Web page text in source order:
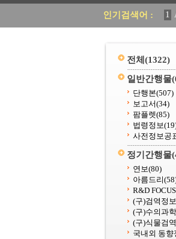
인기검색어 : 1
11
전체 (1322)
일반간행물
단행본(507)
보고서(34)
팜플렛(85)
법령정보
사전정보공
정기간행물
연보(80)
아름드리
R&D FOCUS
(구)검역정보
(구)수의과
(구)식물검
국내외 동향